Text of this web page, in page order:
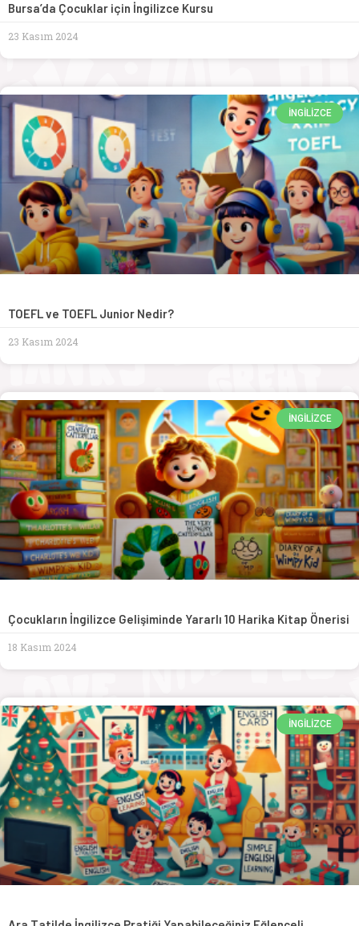
Bursa’da Çocuklar için İngilizce Kursu
23 Kasım 2024
İNGILIZCE
TOEFL ve TOEFL Junior Nedir?
23 Kasım 2024
İNGILIZCE
Çocukların İngilizce Gelişiminde Yararlı 10 Harika Kitap Önerisi
18 Kasım 2024
İNGILIZCE